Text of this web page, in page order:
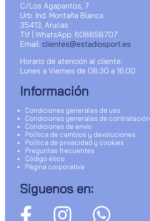
C/Los Agapantos, 7
Urb. Ind. Montaña Blanca
35413, Arucas
Tlf | WhatsApp: 608858707
Email: clientes@estadiosport.es
Horario de atención al cliente:
Lunes a Viernes de 08:30 a 16:00
Información
Condiciones generales de uso
Condiciones generales de contratación
Condiciones de envío
Política de cambios y devoluciones
Política de privacidad y cookies
Preguntas frecuentes
Código ético
Página corporativa
Siguenos en: